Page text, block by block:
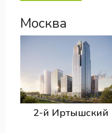
Москва
2-й Иртышский